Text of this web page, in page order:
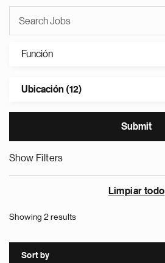
Función
Ubicación (12)
Show Filters
Limpiar todo
Showing 2 results
Sort by